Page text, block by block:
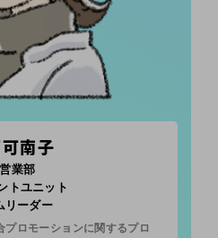
南子
業部
トユニット
リーダー
プロモーションに関するプロ